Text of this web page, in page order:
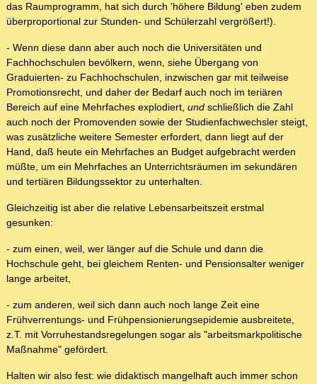
das Raumprogramm, hat sich durch 'höhere Bildung' eben zudem
überproportional zur Stunden- und Schülerzahl vergrößert!).
- Wenn diese dann aber auch noch die Universitäten und
Fachhochschulen bevölkern, wenn, siehe Übergang von
Graduierten- zu Fachhochschulen, inzwischen gar mit teilweise
Promotionsrecht, und daher der Bedarf auch noch im teriären
Bereich auf eine Mehrfaches explodiert, und schließlich die Zahl
auch noch der Promovenden sowie der Studienfachwechsler steigt,
was zusätzliche weitere Semester erfordert, dann liegt auf der
Hand, daß heute ein Mehrfaches an Budget aufgebracht werden
müßte, um ein Mehrfaches an Unterrichtsräumen im sekundären
und tertiären Bildungssektor zu unterhalten.
Gleichzeitig ist aber die relative Lebensarbeitszeit erstmal
gesunken:
- zum einen, weil, wer länger auf die Schule und dann die
Hochschule geht, bei gleichem Renten- und Pensionsalter weniger
lange arbeitet,
- zum anderen, weil sich dann auch noch lange Zeit eine
Frühverrentungs- und Frühpensionierungsepidemie ausbreitete,
z.T. mit Vorruhestandsregelungen sogar als "arbeitsmarkpolitische
Maßnahme" gefördert.
Halten wir also fest: wie didaktisch mangelhaft auch immer schon